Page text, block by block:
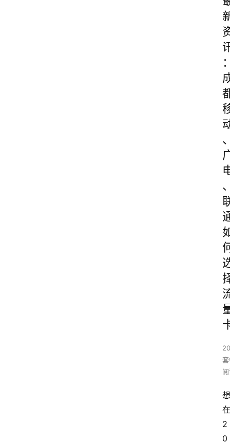
想
在
2
0